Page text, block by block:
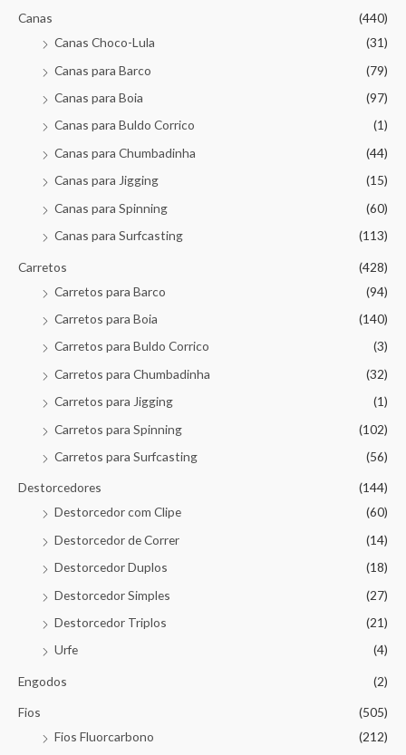
Canas
(440)
Canas Choco-Lula
(31)
Canas para Barco
(79)
Canas para Boia
(97)
Canas para Buldo Corrico
(1)
Canas para Chumbadinha
(44)
Canas para Jigging
(15)
Canas para Spinning
(60)
Canas para Surfcasting
(113)
Carretos
(428)
Carretos para Barco
(94)
Carretos para Boia
(140)
Carretos para Buldo Corrico
(3)
Carretos para Chumbadinha
(32)
Carretos para Jigging
(1)
Carretos para Spinning
(102)
Carretos para Surfcasting
(56)
Destorcedores
(144)
Destorcedor com Clipe
(60)
Destorcedor de Correr
(14)
Destorcedor Duplos
(18)
Destorcedor Simples
(27)
Destorcedor Triplos
(21)
Urfe
(4)
Engodos (2)
Fios
(505)
Fios Fluorcarbono
(212)